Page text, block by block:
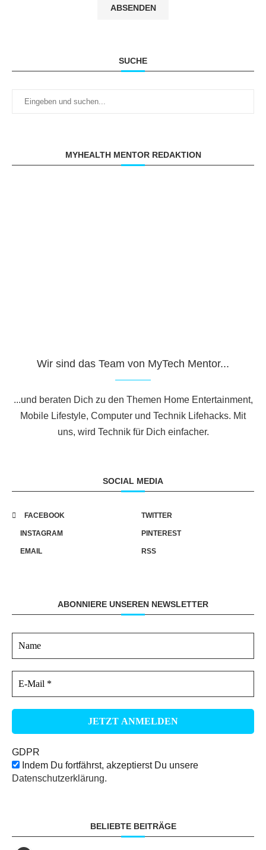
SUCHE
MYHEALTH MENTOR REDAKTION
Wir sind das Team von MyTech Mentor...
...und beraten Dich zu den Themen Home Entertainment,
Mobile Lifestyle, Computer und Technik Lifehacks. Mit
uns, wird Technik für Dich einfacher.
SOCIAL MEDIA
FACEBOOK TWITTER
INSTAGRAM PINTEREST
EMAIL RSS
ABONNIERE UNSEREN NEWSLETTER
GDPR
Indem Du fortfährst, akzeptierst Du unsere
Datenschutzerklärung.
BELIEBTE BEITRÄGE